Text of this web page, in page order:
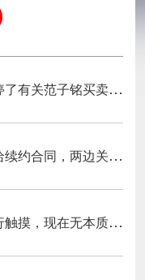
记者：北京首钢男篮现在暂停了有关范子铭买卖的操作
媒体人：首钢已为陈盈骏供给续约合同，两边关于细节还在商谈
媒体人：宁波有意方硕并进行触摸，现在无本质发展